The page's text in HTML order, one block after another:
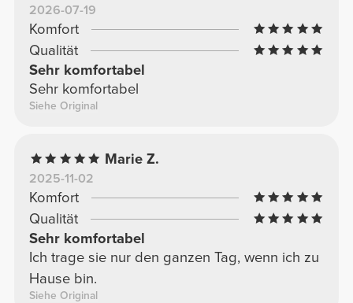
2026-07-19
Komfort
Qualität
Sehr komfortabel
Sehr komfortabel
Siehe Original
Marie Z.
2025-11-02
Komfort
Qualität
Sehr komfortabel
Ich trage sie nur den ganzen Tag, wenn ich zu
Hause bin.
Siehe Original